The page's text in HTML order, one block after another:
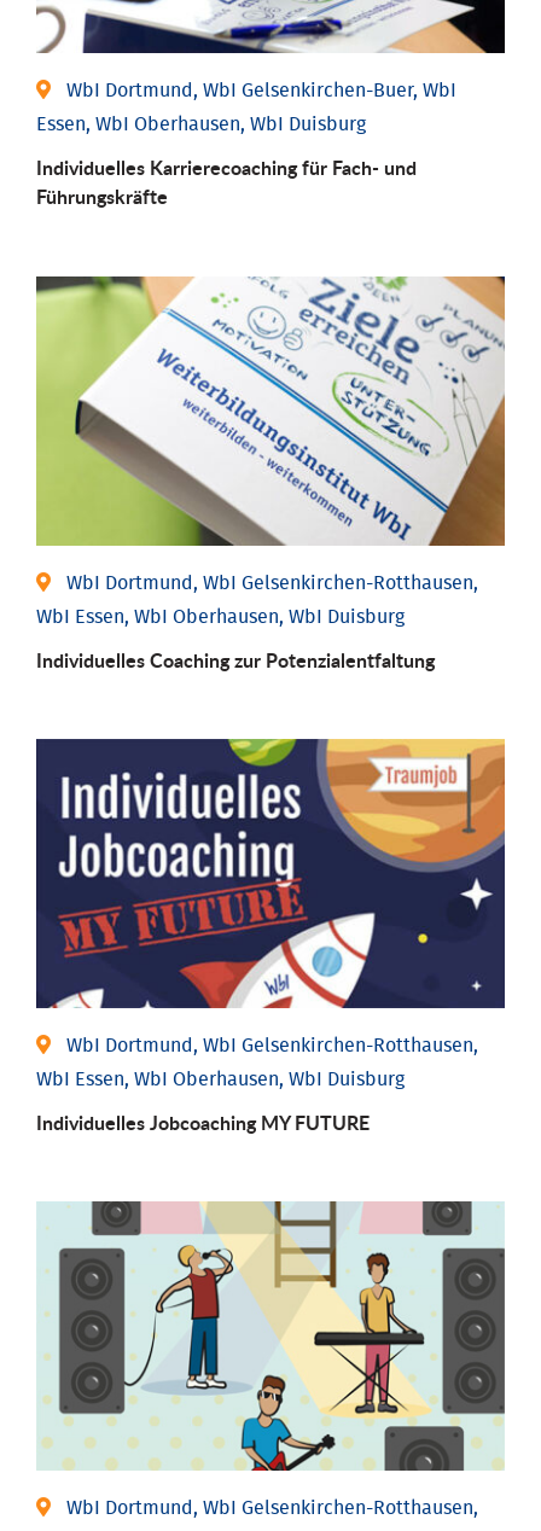
WbI Dortmund, WbI Gelsenkirchen-Buer, WbI
Essen, WbI Oberhausen, WbI Duisburg
Individu­elles Karrierecoaching für Fach-­ und
Führungs­kräfte
WbI Dortmund, WbI Gelsenkirchen-Rotthausen,
WbI Essen, WbI Oberhausen, WbI Duisburg
Individuelles Coaching zur Potenzialentfaltung
WbI Dortmund, WbI Gelsenkirchen-Rotthausen,
WbI Essen, WbI Oberhausen, WbI Duisburg
Individuelles Jobcoaching MY FUTURE
WbI Dortmund, WbI Gelsenkirchen-Rotthausen,